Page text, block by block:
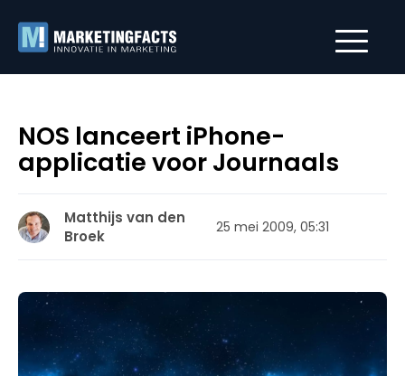
NOS lanceert iPhone-
applicatie voor Journaals
Matthijs van den
Broek
25 mei 2009, 05:31